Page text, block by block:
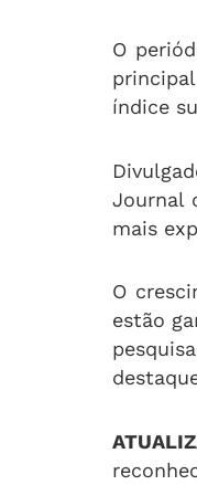
O
índice
Journal
mais
O
estão